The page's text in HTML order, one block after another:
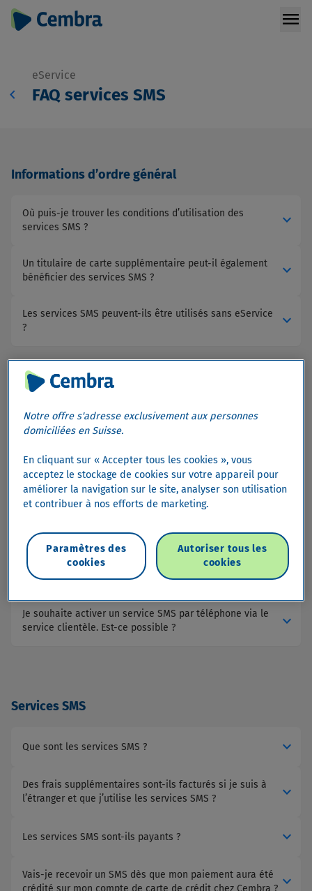
menu
eService
chevron_left FAQ services SMS
Informations d’ordre général
Où puis-je trouver les conditions d’utilisation des
services SMS ?
expand_more
Un titulaire de carte supplémentaire peut-il également
bénéficier des services SMS ?
expand_more
Les services SMS peuvent-ils être utilisés sans eService
?
expand_more
sont-ils disponibles ?
Comment puis-je m’inscrire aux services SMS ? expand_more
Puis-je activer plusieurs services SMS pour ma carte ? expand_more
Quand puis-je modifier ou désactiver les services SMS ? expand_more
Je souhaite activer un service SMS par téléphone via le
service clientèle. Est-ce possible ?
expand_more
Services SMS
Que sont les services SMS ? expand_more
Des frais supplémentaires sont-ils facturés si je suis à
l’étranger et que j’utilise les services SMS ?
expand_more
Les services SMS sont-ils payants ? expand_more
Vais-je recevoir un SMS dès que mon paiement aura été
crédité sur mon compte de carte de crédit chez Cembra ? expand_more
Notre offre s'adresse exclusivement aux personnes
domiciliées en Suisse.
En cliquant sur « Accepter tous les cookies », vous
acceptez le stockage de cookies sur votre appareil pour
améliorer la navigation sur le site, analyser son utilisation
et contribuer à nos efforts de marketing.
Autoriser tous les
cookies
Paramètres des
cookies